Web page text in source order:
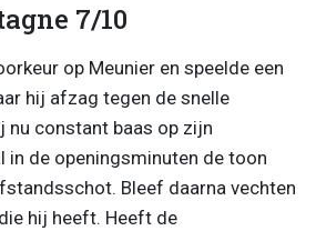
7/10
op Meunier en speelde een
hij afzag tegen de snelle
nu constant baas op zijn
in de openingsminuten de toon
Bleef daarna vechten
hij heeft. Heeft de